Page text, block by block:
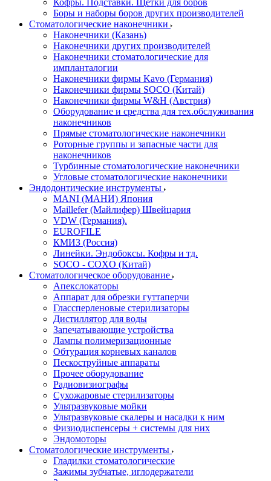
Кофры. Подставки. Щетки для боров
Боры и наборы боров других производителей
Стоматологические наконечники
Наконечники (Казань)
Наконечники других производителей
Наконечники стоматологические для
импланталогии
Наконечники фирмы Kavo (Германия)
Наконечники фирмы SOCO (Китай)
Наконечники фирмы W&H (Австрия)
Оборудование и средства для тех.обслуживания
наконечников
Прямые стоматологические наконечники
Роторные группы и запасные части для
наконечников
Турбинные стоматологические наконечники
Угловые стоматологические наконечники
Эндодонтические инструменты
MANI (МАНИ) Япония
Maillefer (Майлифер) Швейцария
VDW (Германия).
EUROFILE
КМИЗ (Россия)
Линейки. Эндобоксы. Кофры и тд.
SOCO - COXO (Китай)
Стоматологическое оборудование
Апекслокаторы
Аппарат для обрезки гуттаперчи
Глассперленовые стерилизаторы
Дистиллятор для воды
Запечатывающие устройства
Лампы полимеризационные
Обтурация корневых каналов
Пескоструйные аппараты
Прочее оборудование
Радиовизиографы
Сухожаровые стерилизаторы
Ультразвуковые мойки
Ультразвуковые скалеры и насадки к ним
Физиодиспенсеры + системы для них
Эндомоторы
Стоматологические инструменты
Гладилки стоматологические
Зажимы зубчатые, иглодержатели